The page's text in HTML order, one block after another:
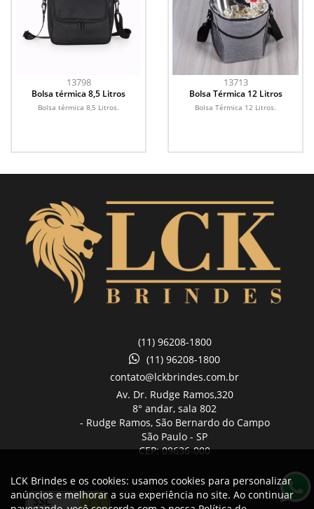
13798
Bolsa térmica 8,5 Litros
Bolsa térmica 8,5 Litros.
13713
Bolsa Térmica 12 Litros
Bolsa Térmica 12 Litros.
(11) 96208-1800
(11) 96208-1800
contato@lckbrindes.com.br
Av. Dr. Rudge Ramos,320
8° andar, sala 802
- Rudge Ramos, São Bernardo do Campo
São Paulo - SP
CEP: 09636-000
LCK Brindes e os cookies: usamos cookies para personalizar
anúncios e melhorar a sua experiência no site. Ao continuar